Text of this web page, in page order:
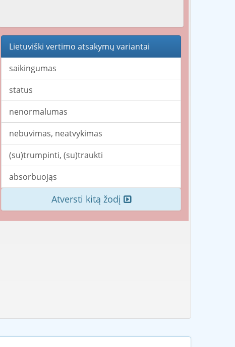
Lietuviški vertimo atsakymų variantai
saikingumas
status
nenormalumas
nebuvimas, neatvykimas
(su)trumpinti, (su)traukti
absorbuojąs
Atversti kitą žodį